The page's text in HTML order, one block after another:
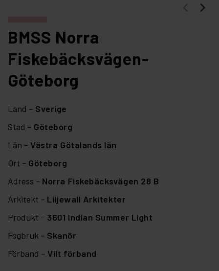
BMSS Norra
Fiskebäcksvägen-
Göteborg
Land – Sverige
Stad – Göteborg
Län – Västra Götalands län
Ort – Göteborg
Adress – Norra Fiskebäcksvägen 28 B
Arkitekt – Liljewall Arkitekter
Produkt – 3601 Indian Summer Light
Fogbruk – Skanör
Förband – Vilt förband